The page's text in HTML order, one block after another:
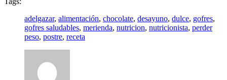
adelgazar, alimentación, chocolate, desayuno, dulce, gofres,
gofres saludables, merienda, nutricion, nutricionista, perder
peso, postre, receta